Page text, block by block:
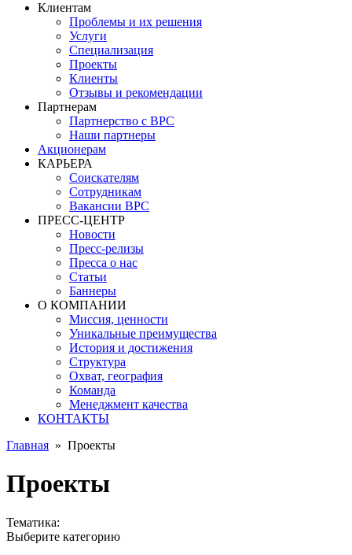
Клиентам
Проблемы и их решения
Услуги
Специализация
Проекты
Клиенты
Отзывы и рекомендации
Партнерам
Партнерство с BPC
Наши партнеры
Акционерам
КАРЬЕРА
Соискателям
Сотрудникам
Вакансии BPC
ПРЕСС-ЦЕНТР
Новости
Пресс-релизы
Пресса о нас
Статьи
Баннеры
О КОМПАНИИ
Миссия, ценности
Уникальные преимущества
История и достижения
Структура
Охват, география
Команда
Менеджмент качества
КОНТАКТЫ
Главная » Проекты
Проекты
Тематика:
Выберите категорию